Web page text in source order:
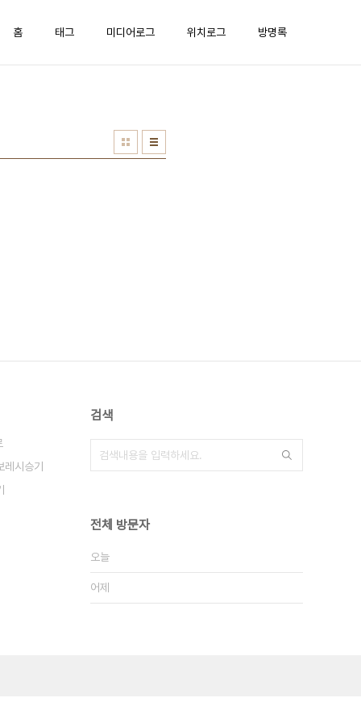
홈 태그 미디어로그 위치로그 방명록
레시승기
검색
전체 방문자
오늘
어제